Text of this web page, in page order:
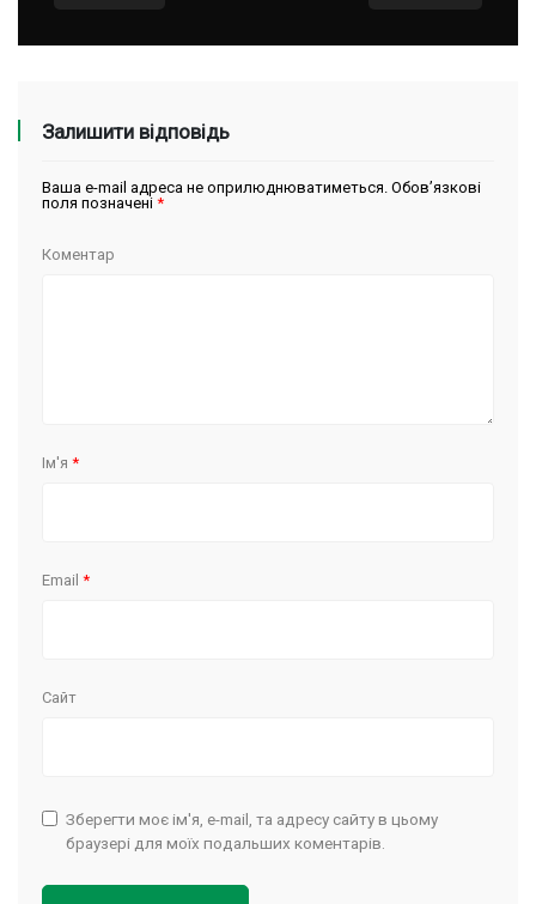
Залишити відповідь
Ваша e-mail адреса не оприлюднюватиметься. Обов’язкові
поля позначені *
Коментар
Ім'я *
Email *
Сайт
Зберегти моє ім'я, e-mail, та адресу сайту в цьому
браузері для моїх подальших коментарів.